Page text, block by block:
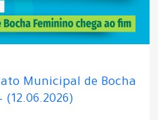
Municipal de Bocha